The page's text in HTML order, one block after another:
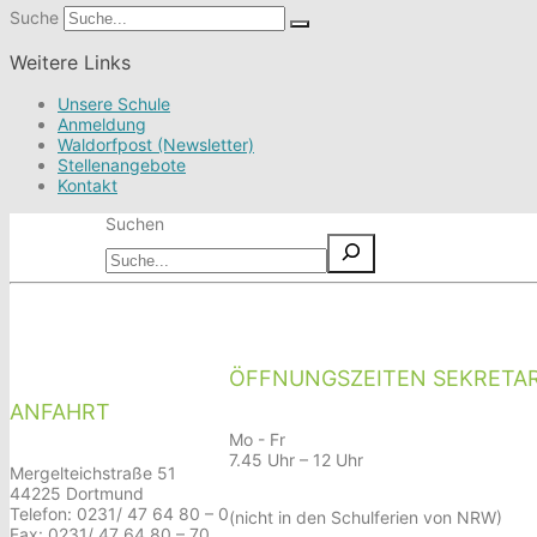
Suche
Weitere Links
Unsere Schule
Anmeldung
Waldorfpost (Newsletter)
Stellenangebote
Kontakt
Suchen
ANFAHRT
Mergelteichstraße 51
44225 Dortmund
Telefon: 0231/ 47 64 80 – 0
ÖFFNUNGSZEITEN
Mo - Fr
7.45 Uhr – 12 Uhr
(nicht in den Schulferien von NRW)